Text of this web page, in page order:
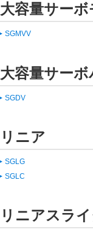
大容量サー
SGMVV
大容量サー
SGDV
リニア
SGLG
SGLC
リニアスラ